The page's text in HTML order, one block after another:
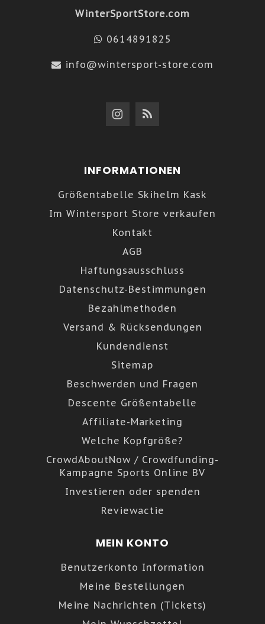
WinterSportStore.com
0614891825
info@wintersport-store.com
INFORMATIONEN
Größentabelle Skihelm Kask
Im Wintersport Store verkaufen
Kontakt
AGB
Haftungsausschluss
Datenschutz-Bestimmungen
Bezahlmethoden
Versand & Rücksendungen
Kundendienst
Sitemap
Beschwerden und Fragen
Descente Größentabelle
Affiliate-Marketing
Welche Kopfgröße?
CrowdAboutNow / Crowdfunding-
Kampagne Sports Online BV
Investieren oder spenden
Reviewactie
MEIN KONTO
Benutzerkonto Information
Meine Bestellungen
Meine Nachrichten (Tickets)